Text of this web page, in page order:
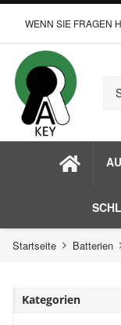
WENN SIE FRAGEN
Startseite Batterien
Kategorien